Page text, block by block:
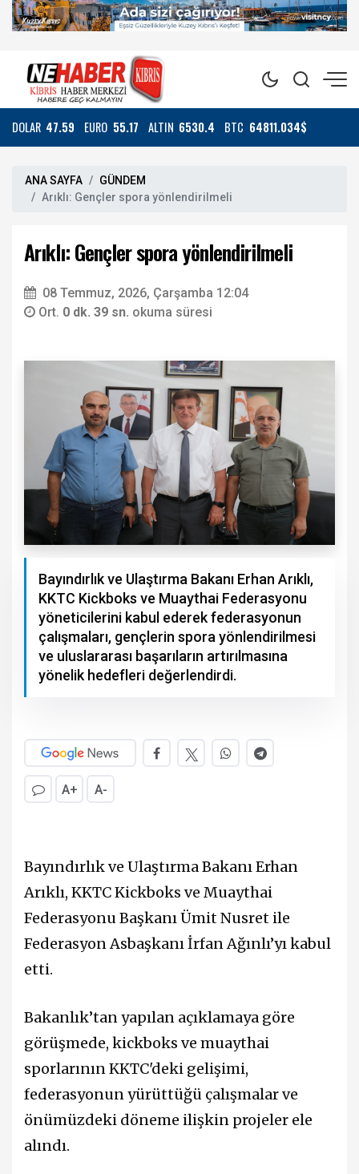
DOLAR 47.59 EURO 55.17 ALTIN 6530.4 BTC 64811.034$
ANA SAYFA
GÜNDEM
Arıklı: Gençler spora yönlendirilmeli
Arıklı: Gençler spora yönlendirilmeli
08 Temmuz, 2026, Çarşamba 12:04
Ort. 0 dk. 39 sn. okuma süresi
Bayındırlık ve Ulaştırma Bakanı Erhan Arıklı,
KKTC Kickboks ve Muaythai Federasyonu
yöneticilerini kabul ederek federasyonun
çalışmaları, gençlerin spora yönlendirilmesi
ve uluslararası başarıların artırılmasına
yönelik hedefleri değerlendirdi.
A+ A-
Bayındırlık ve Ulaştırma BakanıErhan
Arıklı, KKTC Kickboks ve Muaythai
Federasyonu Başkanı Ümit Nusret ile
Federasyon Asbaşkanı İrfan Ağınlı’yı kabul
etti.
Bakanlık’tan yapılan açıklamaya göre
görüşmede, kickboks ve muaythai
sporlarının KKTC'deki gelişimi,
federasyonun yürüttüğü çalışmalar ve
önümüzdeki döneme ilişkin projeler ele
alındı.